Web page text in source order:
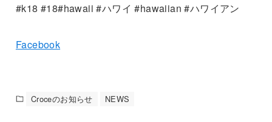
#k18 #18#hawaii #ハワイ #hawaiian #ハワイアン
Facebook
Croceのお知らせ NEWS